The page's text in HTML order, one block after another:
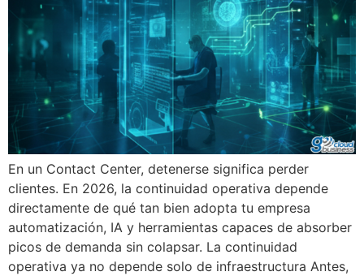
En un Contact Center, detenerse significa perder
clientes. En 2026, la continuidad operativa depende
directamente de qué tan bien adopta tu empresa
automatización, IA y herramientas capaces de absorber
picos de demanda sin colapsar. La continuidad
operativa ya no depende solo de infraestructura Antes,